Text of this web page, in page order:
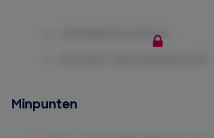
Minpunten